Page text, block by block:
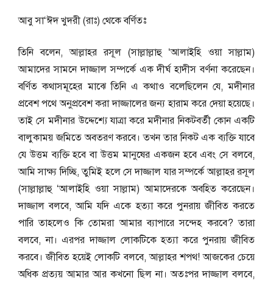
আবু সা‘ঈদ খুদরী (রাঃ) থেকে বর্ণিতঃ
তিনি বলেন, আল্লাহর রসূল (সাল্লাল্লাহু ‘আলাইহি ওয়া সাল্লাম)
আমাদের সামনে দাজ্জাল সম্পর্কে এক দীর্ঘ হাদীস বর্ণনা করেছেন।
বর্ণিত কথাসমূহের মাঝে তিনি এ কথাও বলেছিলেন যে, মদীনার
প্রবেশ পথে অনুপ্রবেশ করা দাজ্জালের জন্য হারাম করে দেয়া হয়েছে।
তাই সে মদীনার উদ্দেশ্যে যাত্রা করে মদীনার নিকটবর্তী কোন একটি
বালুকাময় জমিতে অবতরণ করবে। তখন তার নিকট এক ব্যক্তি যাবে
যে উত্তম ব্যক্তি হবে বা উত্তম মানুষের একজন হবে এবং সে বলবে,
আমি সাক্ষ্য দিচ্ছি, তুমিই হলে সে দাজ্জাল যার সম্পর্কে আল্লাহর রসূল
(সাল্লাল্লাহু ‘আলাইহি ওয়া সাল্লাম) আমাদেরকে অবহিত করেছেন।
দাজ্জাল বলবে, আমি যদি একে হত্যা করে পুনরায় জীবিত করতে
পারি তাহলেও কি তোমরা আমার ব্যাপারে সন্দেহ করবে? তারা
বলবে, না। এরপর দাজ্জাল লোকটিকে হত্যা করে পুনরায় জীবিত
করবে। জীবিত হয়েই লোকটি বলবে, আল্লাহর শপথ! আজকের চেয়ে
অধিক প্রত্যয় আমার আর কখনো ছিল না। অতঃপর দাজ্জাল বলবে,